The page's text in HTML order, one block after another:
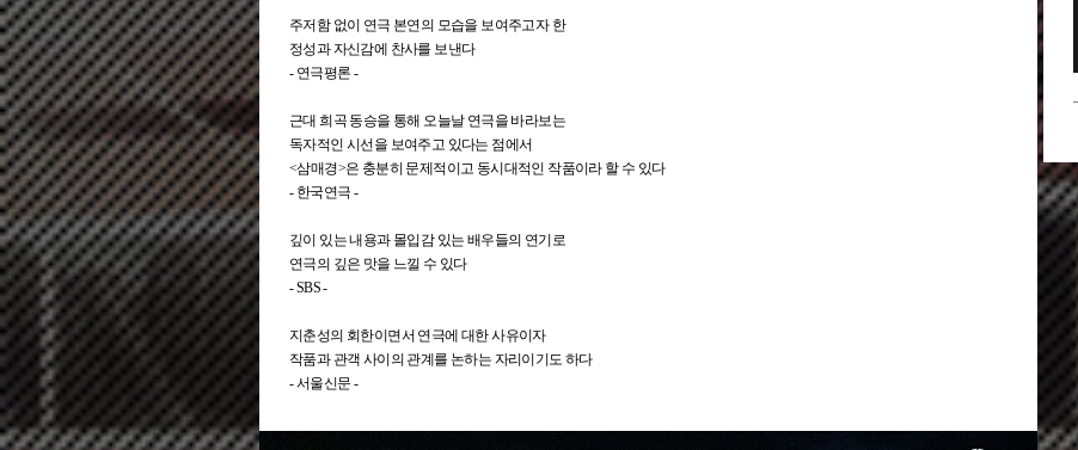
▶ 관람 당일 활동지원(극장 내 이동, 시설안내, 기타 특이사항 등)이 필요하실 경우, 공연 관람 전날까지 국립극단 콜센터
주저함 없이 연극 본연의 모습을 보여주고자 한
정성과 자신감에 찬사를 보낸다
- 연극평론 -
근대 희곡 동승을 통해 오늘날 연극을 바라보는
독자적인 시선을 보여주고 있다는 점에서
<삼매경>은 충분히 문제적이고 동시대적인 작품이라 할 수 있다
- 한국연극 -
깊이 있는 내용과 몰입감 있는 배우들의 연기로
연극의 깊은 맛을 느낄 수 있다
- SBS -
지춘성의 회한이면서 연극에 대한 사유이자
작품과 관객 사이의 관계를 논하는 자리이기도 하다
- 서울신문 -